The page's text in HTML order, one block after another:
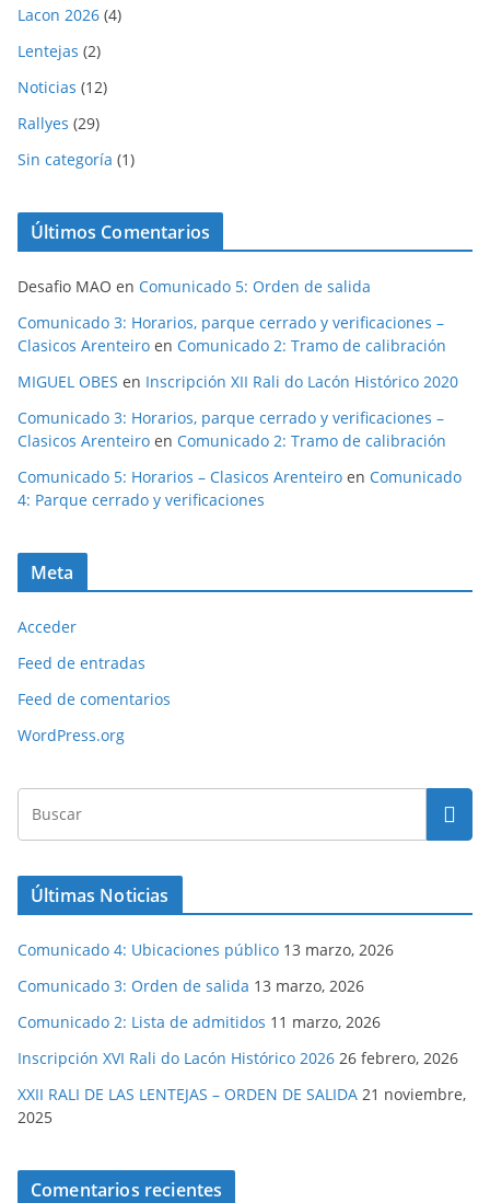
Lacon 2026 (4)
Lentejas (2)
Noticias (12)
Rallyes (29)
Sin categoría (1)
Últimos Comentarios
Desafio MAO en Comunicado 5: Orden de salida
Comunicado 3: Horarios, parque cerrado y verificaciones –
Clasicos Arenteiro en Comunicado 2: Tramo de calibración
MIGUEL OBES en Inscripción XII Rali do Lacón Histórico 2020
Comunicado 3: Horarios, parque cerrado y verificaciones –
Clasicos Arenteiro en Comunicado 2: Tramo de calibración
Comunicado 5: Horarios – Clasicos Arenteiro en Comunicado
4: Parque cerrado y verificaciones
Meta
Acceder
Feed de entradas
Feed de comentarios
WordPress.org
Últimas Noticias
Comunicado 4: Ubicaciones público 13 marzo, 2026
Comunicado 3: Orden de salida 13 marzo, 2026
Comunicado 2: Lista de admitidos 11 marzo, 2026
Inscripción XVI Rali do Lacón Histórico 2026 26 febrero, 2026
XXII RALI DE LAS LENTEJAS – ORDEN DE SALIDA 21 noviembre,
2025
Comentarios recientes